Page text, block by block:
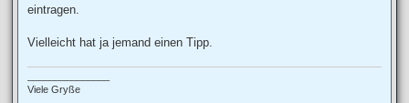
eintragen.
Vielleicht hat ja jemand einen Tipp.
Viele Gryße